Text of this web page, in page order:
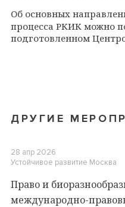
Об основных
процесса РКИК можно
подготовленном
ДРУГИЕ
28 апр 2026
Устойчивое развитие Москва
Право и
международно-